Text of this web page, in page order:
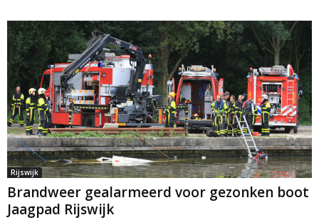
Rijswijk
Brandweer gealarmeerd voor gezonken boot
Jaagpad Rijswijk